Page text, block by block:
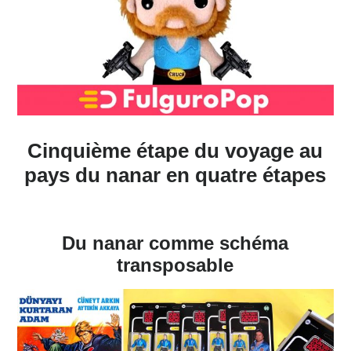
Cinquième étape du voyage au
pays du nanar en quatre étapes
Du nanar comme schéma
transposable